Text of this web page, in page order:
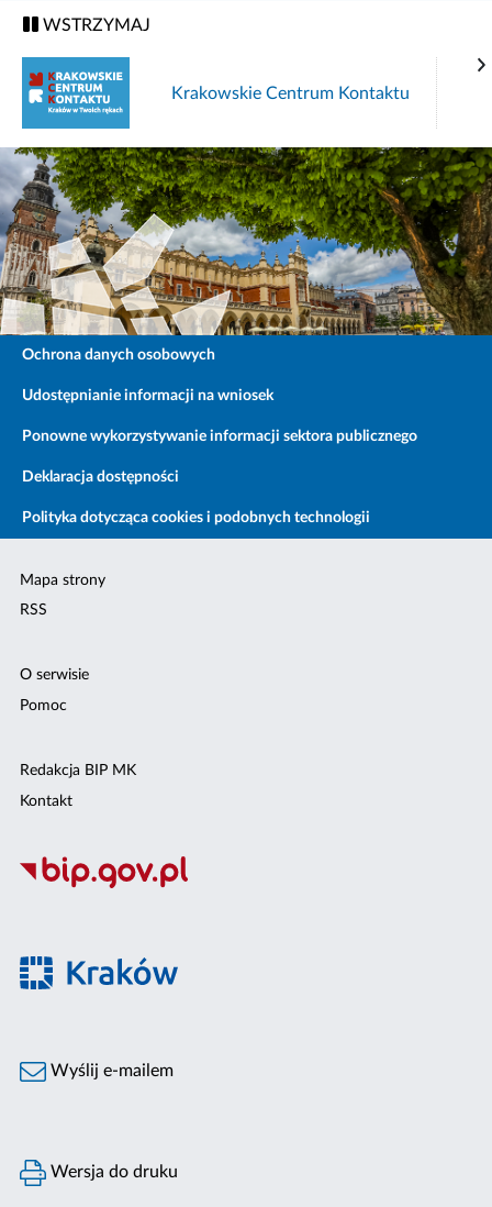
WSTRZYMAJ
Krakowskie Centrum Kontaktu
Ochrona danych osobowych
Udostępnianie informacji na wniosek
Ponowne wykorzystywanie informacji sektora publicznego
Deklaracja dostępności
Polityka dotycząca cookies i podobnych technologii
Mapa strony
RSS
O serwisie
Pomoc
Redakcja BIP MK
Kontakt
Wyślij e-mailem
Wersja do druku